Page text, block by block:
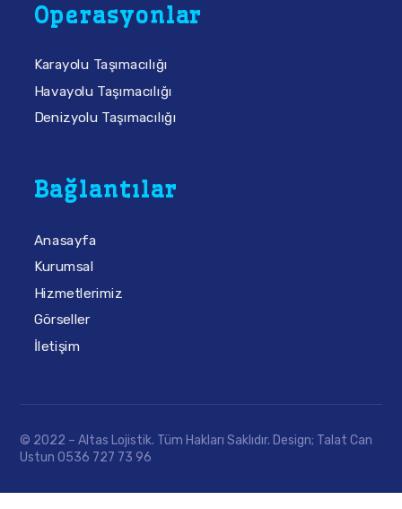
Operasyonlar
Karayolu Taşımacılığı
Havayolu Taşımacılığı
Denizyolu Taşımacılığı
Bağlantılar
Anasayfa
Kurumsal
Hizmetlerimiz
Görseller
İletişim
© 2022 – Altas Lojistik. Tüm Hakları Saklıdır. Design; Talat Can
Ustun 0536 727 73 96